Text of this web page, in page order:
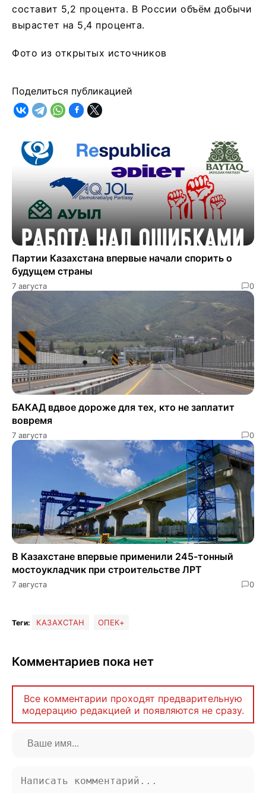
составит 5,2 процента. В России объём добычи
вырастет на 5,4 процента.
Фото из открытых источников
Поделиться публикацией
Партии Казахстана впервые начали спорить о
будущем страны
7 августа 0
БАКАД вдвое дороже для тех, кто не заплатит
вовремя
7 августа 0
В Казахстане впервые применили 245-тонный
мостоукладчик при строительстве ЛРТ
7 августа 0
Теги: КАЗАХСТАН ОПЕК+
Комментариев пока нет
Все комментарии проходят предварительную
модерацию редакцией и появляются не сразу.